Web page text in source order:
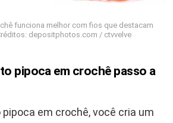
funciona melhor com fios que destacam
depositphotos.com / ctvvelve
pipoca em crochê passo a
em crochê, você cria um